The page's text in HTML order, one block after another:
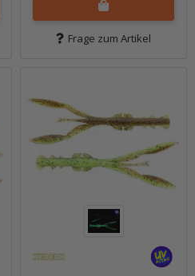
Frage zum Artikel